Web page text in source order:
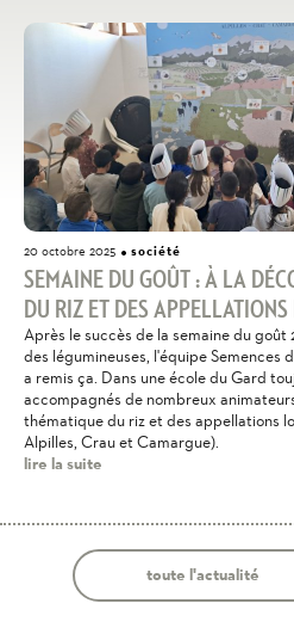
20 octobre 2025 société
SEMAINE DU GOÛT : À LA
DU RIZ ET DES
Après le succès de la semaine du goût
des légumineuses, l'équipe Semences
a remis ça. Dans une école du Gard
accompagnés de nombreux
thématique du riz et des appellations
Alpilles, Crau et Camargue).
lire la suite
toute l'actualité